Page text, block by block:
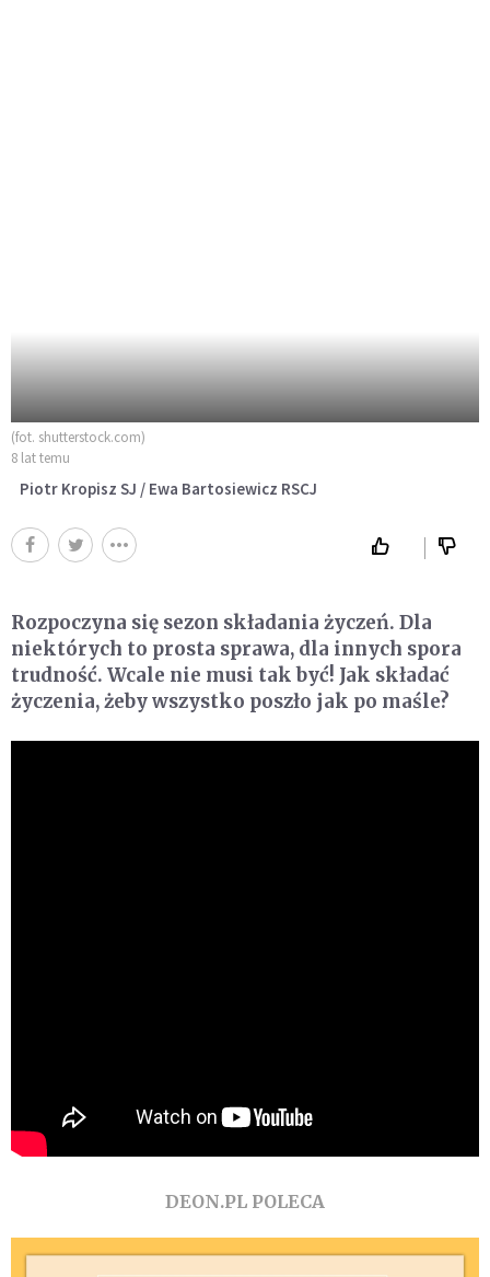
(fot. shutterstock.com)
8 lat temu
Piotr Kropisz SJ / Ewa Bartosiewicz RSCJ
Rozpoczyna się sezon składania życzeń. Dla
niektórych to prosta sprawa, dla innych spora
trudność. Wcale nie musi tak być! Jak składać
życzenia, żeby wszystko poszło jak po maśle?
DEON.PL POLECA